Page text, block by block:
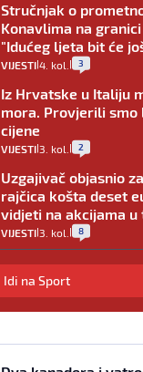
Stručnjak o
Konavlima na
"Idućeg ljeta bit će
VIJESTI 4. kol. 3
Iz Hrvatske u Italiju
mora. Provjerili smo
cijene
VIJESTI 3. kol. 2
Uzgajivač objasnio
rajčica košta deset
vidjeti na akcijama u
VIJESTI 3. kol. 8
Selidba je jedno od
Evo aktualnih
da prođe što lakše i
0
Izračunali smo
automobilom na
Idi na Sport